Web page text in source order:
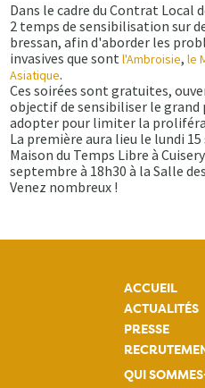
Dans le cadre du Contrat Local
2 temps de sensibilisation sur
bressan, afin d'aborder les
invasives que sontl'Ambroisie,le
Asiatique.
Ces soirées sont gratuites,
objectif de sensibiliser le grand
adopter pour limiter la
La première aura lieu le lundi
Maison du Temps Libre à
septembre à 18h30 à la Salle
Venez nombreux !
ACCUEIL
ACTUALITÉS
PRESSE
QUI